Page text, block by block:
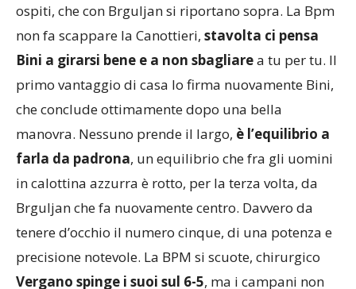
ospiti, che con Brguljan si riportano sopra. La Bpm
non fa scappare la Canottieri, stavolta ci pensa
Bini a girarsi bene e a non sbagliarea tu per tu. Il
primo vantaggio di casa lo firma nuovamente Bini,
che conclude ottimamente dopo una bella
manovra. Nessuno prende il largo, è l’equilibrio a
farla da padrona, un equilibrio che fra gli uomini
in calottina azzurra è rotto, per la terza volta, da
Brguljan che fa nuovamente centro. Davvero da
tenere d’occhio il numero cinque, di una potenza e
precisione notevole. La BPM si scuote, chirurgico
Vergano spinge i suoi sul 6-5, ma i campani non